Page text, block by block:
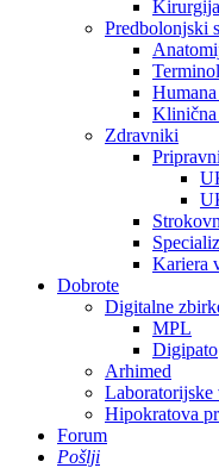
Kirurgija
Predbolonjski
Klinična
Zdravniki
Kariera
Dobrote
Digitalne
MPL
Digipato
Arhimed
Laboratorijske
Hipokratova
Forum
Pošlji